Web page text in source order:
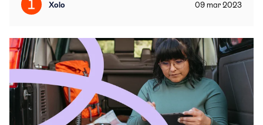
Xolo 09 mar 2023